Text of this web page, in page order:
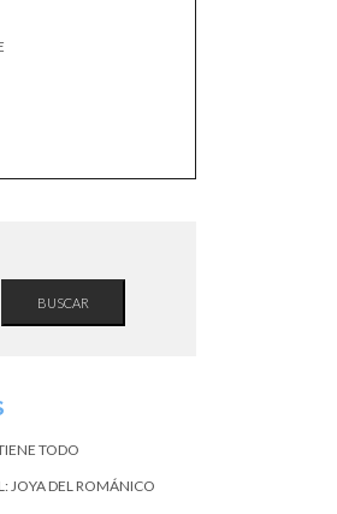
BUSCAR
TODO
JOYA DEL ROMÁNICO